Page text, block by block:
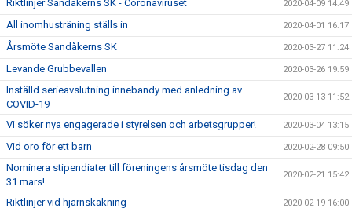
Riktlinjer Sandåkerns SK - Coronaviruset 2020-04-09 14:49
All inomhusträning ställs in 2020-04-01 16:17
Årsmöte Sandåkerns SK 2020-03-27 11:24
Levande Grubbevallen 2020-03-26 19:59
Inställd serieavslutning innebandy med anledning av
COVID-19
2020-03-13 11:52
Vi söker nya engagerade i styrelsen och arbetsgrupper! 2020-03-04 13:15
Vid oro för ett barn 2020-02-28 09:50
Nominera stipendiater till föreningens årsmöte tisdag den
31 mars!
2020-02-21 15:42
Riktlinjer vid hjärnskakning 2020-02-19 16:00